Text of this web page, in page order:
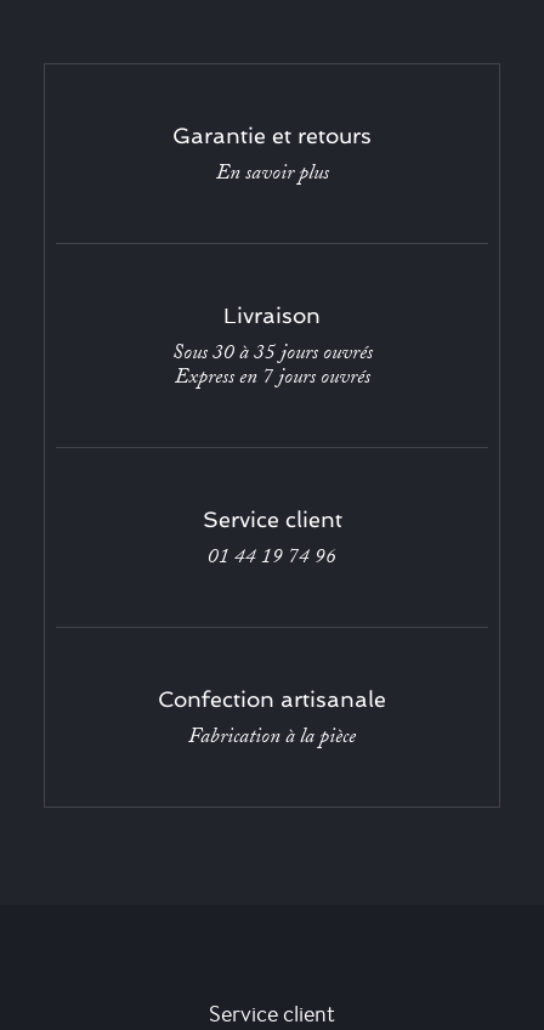
Garantie et retours
En savoir plus
Livraison
Sous 30 à 35 jours ouvrés
Express en 7 jours ouvrés
Service client
01 44 19 74 96
Confection artisanale
Fabrication à la pièce
Service client